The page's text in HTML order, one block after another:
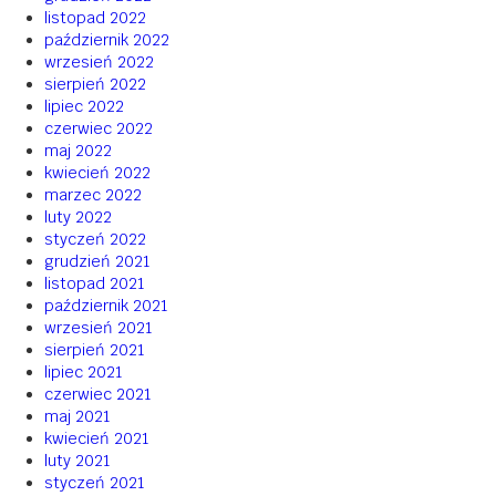
listopad 2022
październik 2022
wrzesień 2022
sierpień 2022
lipiec 2022
czerwiec 2022
maj 2022
kwiecień 2022
marzec 2022
luty 2022
styczeń 2022
grudzień 2021
listopad 2021
październik 2021
wrzesień 2021
sierpień 2021
lipiec 2021
czerwiec 2021
maj 2021
kwiecień 2021
luty 2021
styczeń 2021